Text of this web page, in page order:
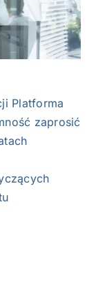
Platforma
zaprosić